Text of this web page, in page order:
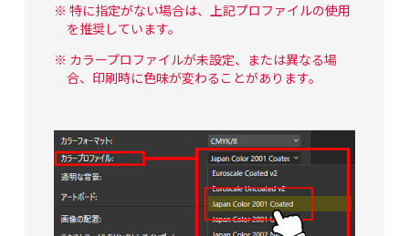
※ 特に指定がない場合は、上記プロファイルの使用
を推奨しています。
※ カラープロファイルが未設定、または異なる場
合、印刷時に色味が変わることがあります。